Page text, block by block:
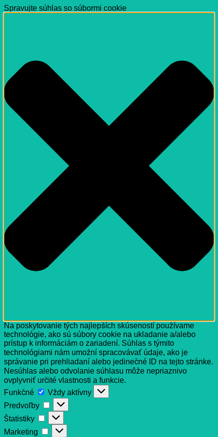
Spravujte súhlas so súbormi cookie
Na poskytovanie tých najlepších skúseností používame
technológie, ako sú súbory cookie na ukladanie a/alebo
prístup k informáciám o zariadení. Súhlas s týmito
technológiami nám umožní spracovávať údaje, ako je
správanie pri prehliadaní alebo jedinečné ID na tejto stránke.
Nesúhlas alebo odvolanie súhlasu môže nepriaznivo
ovplyvniť určité vlastnosti a funkcie.
Funkčné
Funkčné
Vždy aktívny
Predvoľby
Predvoľby
Štatistiky
Štatistiky
Marketing
Marketing